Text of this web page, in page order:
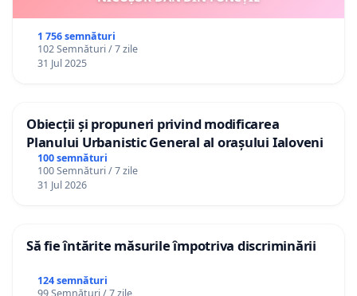
1 756 semnături
102 Semnături / 7 zile
31 Jul 2025
Obiecții și propuneri privind modificarea
Planului Urbanistic General al orașului Ialoveni
100 semnături
100 Semnături / 7 zile
31 Jul 2026
Să fie întărite măsurile împotriva discriminării
124 semnături